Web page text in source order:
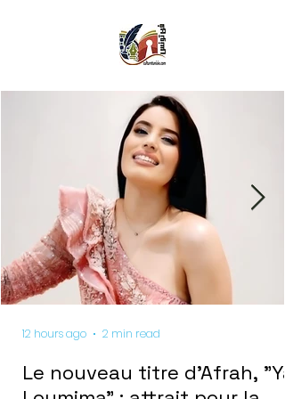
Le nouveau titre d'Afrah, "Ya
12 hours ago 2 min read